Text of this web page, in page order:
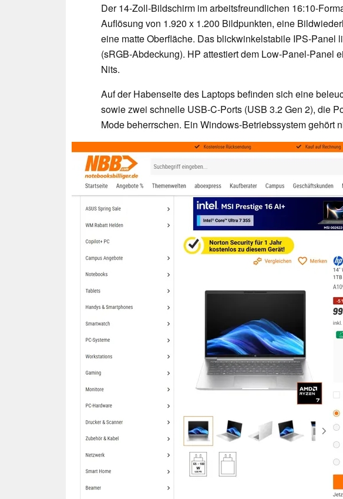
Der 14-Zoll-Bildschirm im arbeitsfreundlichen 16:10-
Auflösung von 1.920 x 1.200 Bildpunkten, eine
eine matte Oberfläche. Das blickwinkelstabile IPS-Panel
(sRGB-Abdeckung). HP attestiert dem Low-Panel-Panel
Nits.
Auf der Habenseite des Laptops befinden sich eine
sowie zwei schnelle USB-C-Ports (USB 3.2 Gen 2), die
Mode beherrschen. Ein Windows-Betriebssystem gehört